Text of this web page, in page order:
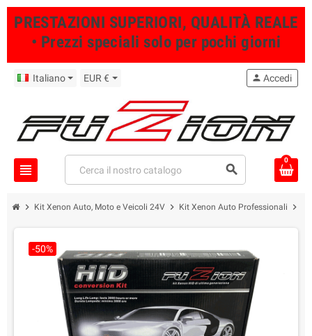
PRESTAZIONI SUPERIORI, QUALITÀ REALE
• Prezzi speciali solo per pochi giorni
Italiano EUR €
view_headline search
person Accedi
0
chevron_right Kit Xenon Auto, Moto e Veicoli 24V chevron_right Kit Xenon Auto Professionali chevron_right
-50%